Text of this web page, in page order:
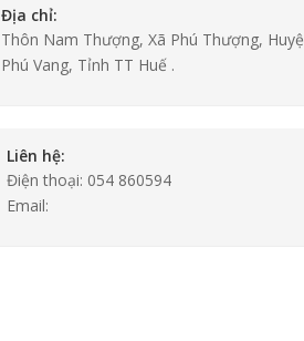
Địa chỉ:
Thôn Nam Thượng, Xã Phú Thượng,
Phú Vang, Tỉnh TT Huế .
Liên hệ:
Điện thoại: 054 860594
Email: